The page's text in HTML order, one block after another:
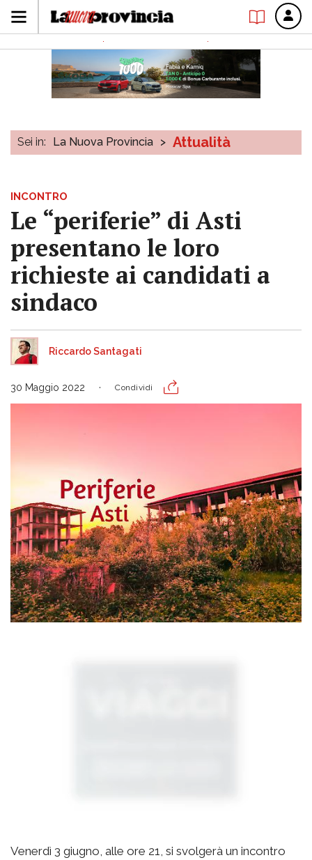
Sei in: La Nuova Provincia > Attualità
INCONTRO
Le “periferie” di Asti
presentano le loro
richieste ai candidati a
sindaco
Riccardo Santagati
30 Maggio 2022 Condividi
Venerdì 3 giugno, alle ore 21, si svolgerà un incontro